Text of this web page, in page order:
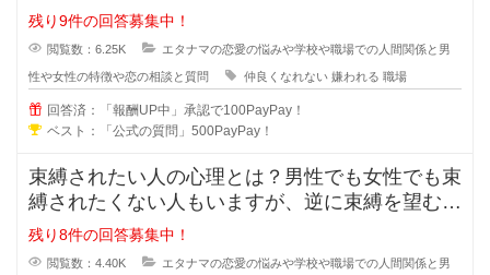
仲良くなれない場合も多々あります
残り9件の回答募集中！
閲覧数：6.25K エタナマの恋愛の悩みや学校や職場での人間関係と男
性や女性の特徴や恋の相談と質問 仲良くなれない 嫌われる 職場
回答済：「報酬UP中」承認で100PayPay！
ベスト：「公式の質問」500PayPay！
束縛されたい人の心理とは？男性でも女性でも束
縛されたくない人もいますが、逆に束縛を望む人
もいますよね？彼氏彼女の関係にな
残り8件の回答募集中！
閲覧数：4.40K エタナマの恋愛の悩みや学校や職場での人間関係と男